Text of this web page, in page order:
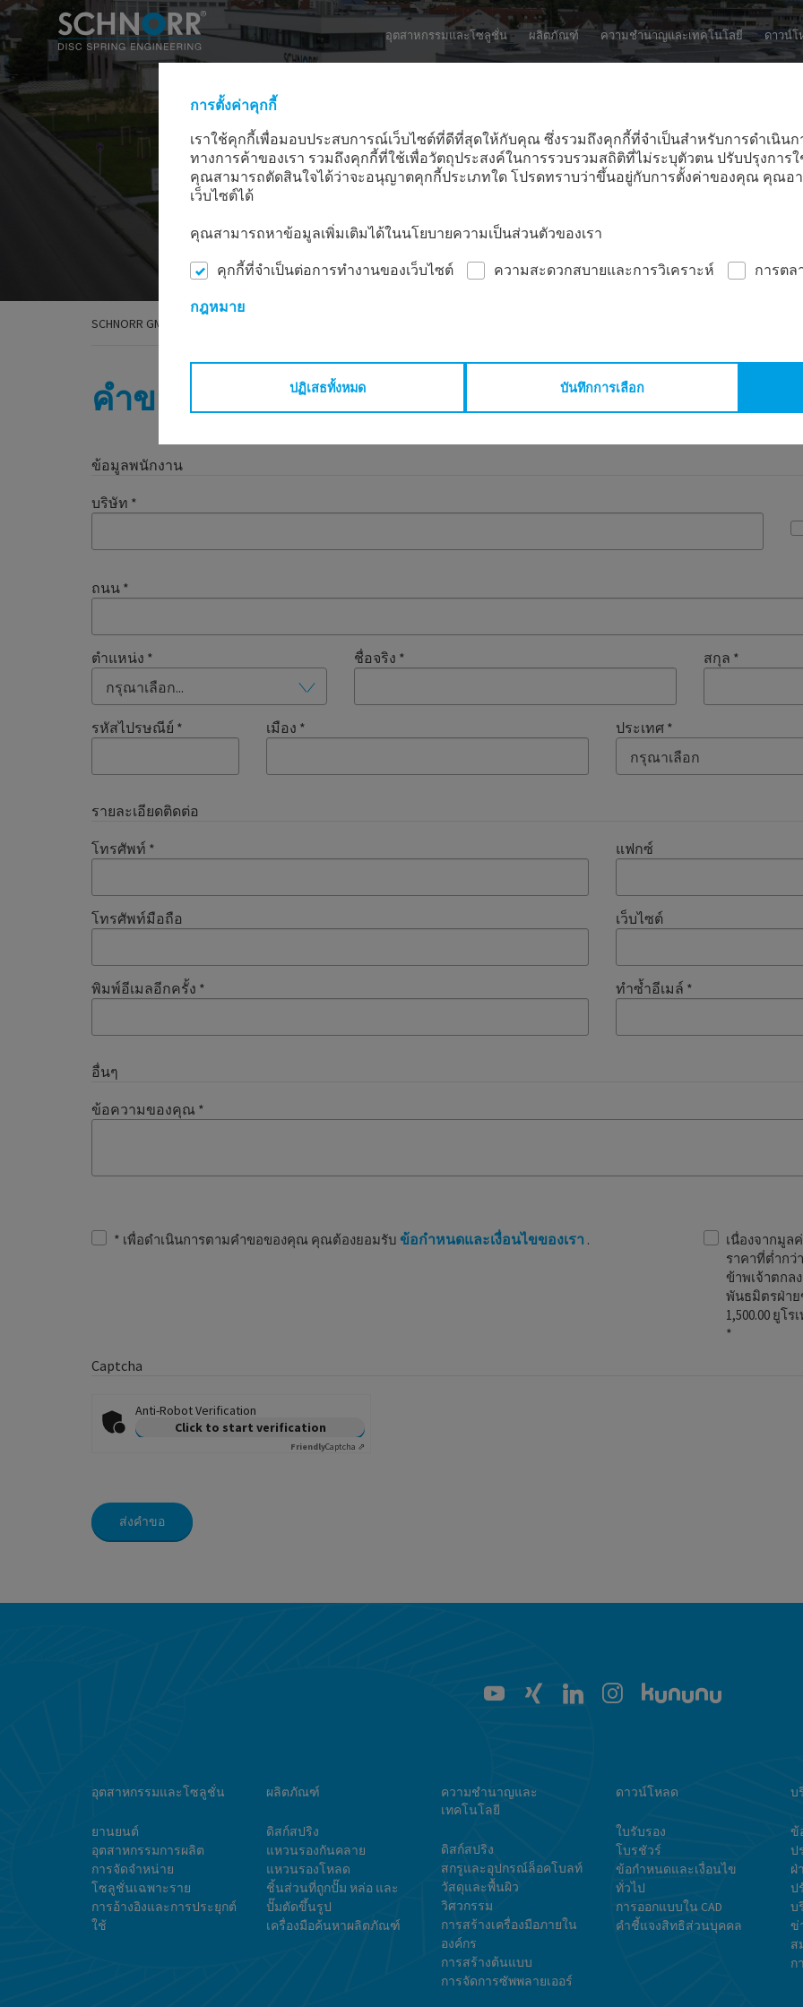
การตั้งค่าคุกกี้
เราใช้คุกกี้เพื่อมอบประสบการณ์เว็บไซต์ที่ดีที่สุดให้กับคุณ ซึ่งรวมถึงคุกกี้ที่จำเป็นสำหรับการดำเนินก
ทางการค้าของเรา รวมถึงคุกกี้ที่ใช้เพื่อวัตถุประสงค์ในการรวบรวมสถิติที่ไม่ระบุตัวตน ปรับปรุงกา
คุณสามารถตัดสินใจได้ว่าจะอนุญาตคุกกี้ประเภทใด โปรดทราบว่าขึ้นอยู่กับการตั้งค่าของคุณ คุณอ
เว็บไซต์ได้
คุณสามารถหาข้อมูลเพิ่มเติมได้ในนโยบายความเป็นส่วนตัวของเรา
คุกกี้ที่จำเป็นต่อการทำงานของเว็บไซต์ ความสะดวกสบายและการวิเคราะห์ การตล
กฎหมาย
ปฏิเสธทั้งหมด บันทึกการเลือก
อุตสาหกรรมและโซลูชั่น ผลิตภัณฑ์ ความชำนาญและเทคโนโลยี ดาวน์โ
ค้นหาเว็บไซต์:
SCHNORR GMBH
คำขอสินค้า/ตะกร้าสินค้า
ข้อมูลพนักงาน
บริษัท *
ถนน *
ตำแหน่ง *
กรุณาเลือก...
ชื่อจริง * สกุล *
รหัสไปรษณีย์ * เมือง * ประเทศ *
กรุณาเลือก
รายละเอียดติดต่อ
โทรศัพท์ * แฟกซ์
โทรศัพท์มือถือ เว็บไซต์
พิมพ์อีเมลอีกครั้ง * ทำซ้ำอีเมล์ *
อื่นๆ
ข้อความของคุณ *
* เพื่อดำเนินการตามคำขอของคุณ คุณต้องยอมรับ ข้อกำหนดและเงื่อนไขของเรา .
เนื่องจากมูล
ราคาที่ต่ำกว่
ข้าพเจ้าตกล
พันธมิตรฝ่าย
1,500.00 ยูโ
*
Captcha
Anti-Robot Verification
Click to start verification
FriendlyCaptcha ⇗
ส่งคำขอ
อุตสาหกรรมและโซลูชั่น
ยานยนต์
อุตสาหกรรมการผลิต
การจัดจำหน่าย
โซลูชั่นเฉพาะราย
การอ้างอิงและการประยุกต์
ใช้
ผลิตภัณฑ์
ดิสก์สปริง
แหวนรองกันคลาย
แหวนรองโหลด
ชิ้นส่วนที่ถูกปั๊ม หล่อ และ
ปั๊มตัดขึ้นรูป
เครื่องมือค้นหาผลิตภัณฑ์
ความชำนาญและ
เทคโนโลยี
ดิสก์สปริง
สกรูและอุปกรณ์ล็อคโบลท์
วัสดุและพื้นผิว
วิศวกรรม
การสร้างเครื่องมือภายใน
องค์กร
การสร้างต้นแบบ
การจัดการซัพพลายเออร์
ดาวน์โหลด
ใบรับรอง
โบรชัวร์
ข้อกำหนดและเงื่อนไข
ทั่วไป
การออกแบบใน CAD
คำชี้แจงสิทธิส่วนบุคคล
บ
ข้
ป
ฝ่
ป
บ
ข่
ส
ก